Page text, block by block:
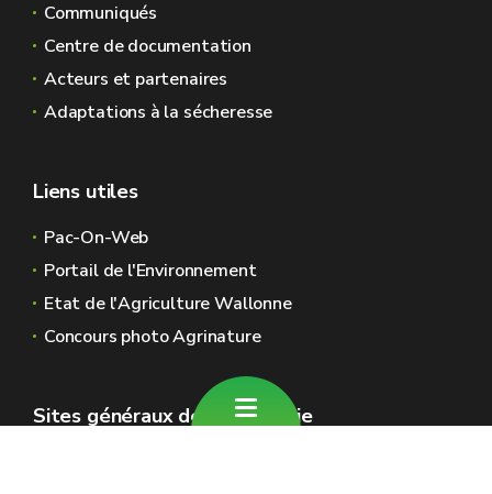
Communiqués
Centre de documentation
Acteurs et partenaires
Adaptations à la sécheresse
Liens utiles
Pac-On-Web
Portail de l'Environnement
Etat de l'Agriculture Wallonne
Concours photo Agrinature
Sites généraux de la Wallonie